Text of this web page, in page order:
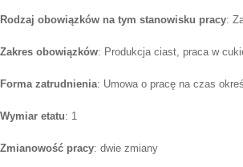
Rodzaj obowiązków na tym stanowisku pracy:
Zakres obowiązków: Produkcja ciast, praca w
Forma zatrudnienia: Umowa o pracę na czas
Wymiar etatu: 1
Zmianowość pracy: dwie zmiany